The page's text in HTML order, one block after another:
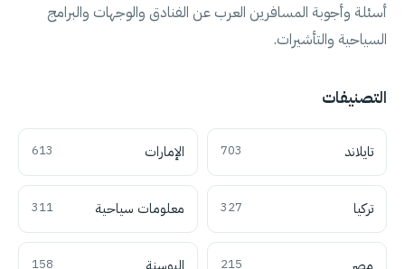
أسئلة وأجوبة المسافرين العرب عن الفنادق والوجهات والبرامج
السياحية والتأشيرات.
التصنيفات
تايلاند 703 الإمارات 613
تركيا 327 معلومات سياحية 311
215
158